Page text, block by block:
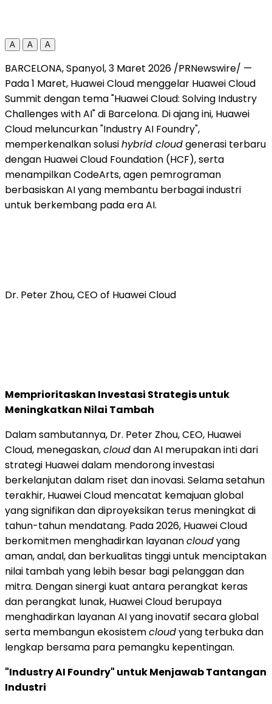
A A A
BARCELONA, Spanyol, 3 Maret 2026 /PRNewswire/ —
Pada 1 Maret, Huawei Cloud menggelar Huawei Cloud
Summit dengan tema "Huawei Cloud: Solving Industry
Challenges with AI" di Barcelona. Di ajang ini, Huawei
Cloud meluncurkan "Industry AI Foundry",
memperkenalkan solusihybrid cloudgenerasi terbaru
dengan Huawei Cloud Foundation (HCF), serta
menampilkan CodeArts, agen pemrograman
berbasiskan AI yang membantu berbagai industri
untuk berkembang pada era AI.
Dr. Peter Zhou, CEO of Huawei Cloud
Memprioritaskan Investasi Strategis untuk
Meningkatkan Nilai Tambah
Dalam sambutannya, Dr. Peter Zhou, CEO, Huawei
Cloud, menegaskan,clouddan AI merupakan inti dari
strategi Huawei dalam mendorong investasi
berkelanjutan dalam riset dan inovasi. Selama setahun
terakhir, Huawei Cloud mencatat kemajuan global
yang signifikan dan diproyeksikan terus meningkat di
tahun-tahun mendatang. Pada 2026, Huawei Cloud
berkomitmen menghadirkan layanancloudyang
aman, andal, dan berkualitas tinggi untuk menciptakan
nilai tambah yang lebih besar bagi pelanggan dan
mitra. Dengan sinergi kuat antara perangkat keras
dan perangkat lunak, Huawei Cloud berupaya
menghadirkan layanan AI yang inovatif secara global
serta membangun ekosistemcloudyang terbuka dan
lengkap bersama para pemangku kepentingan.
"Industry AI Foundry" untuk Menjawab Tantangan
Industri